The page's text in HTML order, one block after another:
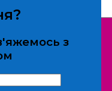
особам
з